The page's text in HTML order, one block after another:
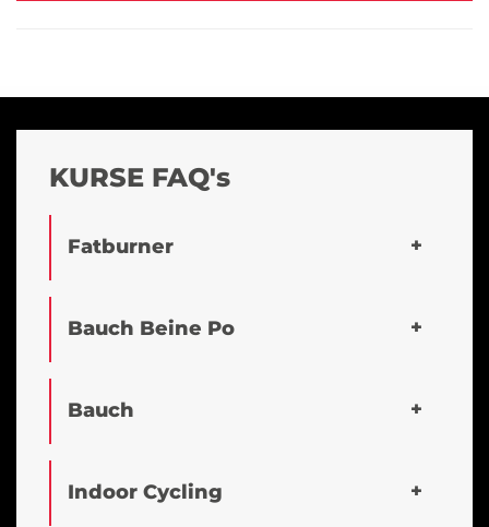
KURSE FAQ's
Fatburner
Bauch Beine Po
Bauch
Indoor Cycling